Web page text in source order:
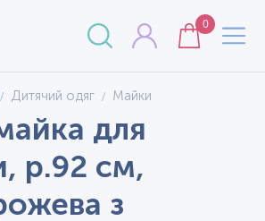
0
Дитячий одяг Майки
для
р.92 см,
з